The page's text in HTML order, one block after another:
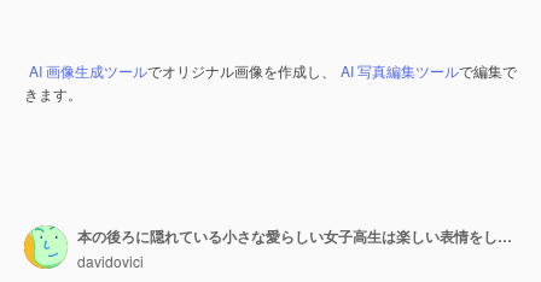
AI 画像生成ツールでオリジナル画像を作成し、 AI 写真編集ツールで編集で
きます。
本の後ろに隠れている小さな愛らしい女子高生は楽しい表情をしています
davidovici